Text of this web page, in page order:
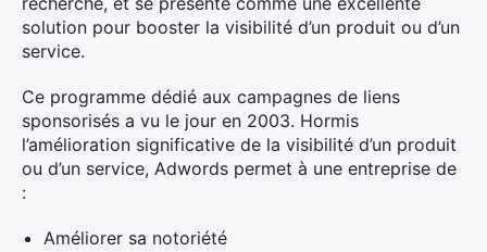
solution pour booster la visibilité d’un produit ou d’un
service.
Ce programme dédié aux campagnes de liens
sponsorisés a vu le jour en 2003. Hormis
l’amélioration significative de la visibilité d’un produit
ou d’un service, Adwords permet à une entreprise de
:
Améliorer sa notoriété